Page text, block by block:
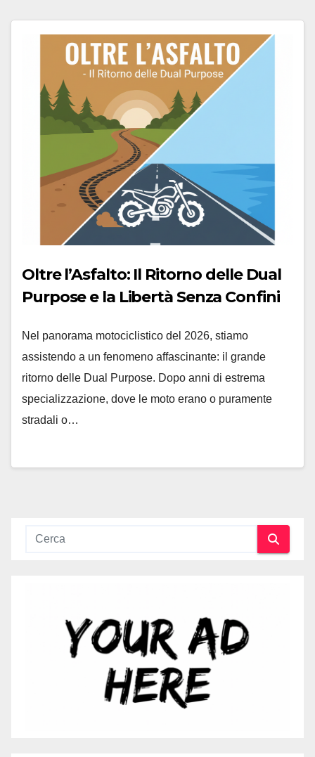
Oltre l’Asfalto: Il Ritorno delle Dual
Purpose e la Libertà Senza Confini
Nel panorama motociclistico del 2026, stiamo
assistendo a un fenomeno affascinante: il grande
ritorno delle Dual Purpose. Dopo anni di estrema
specializzazione, dove le moto erano o puramente
stradali o…